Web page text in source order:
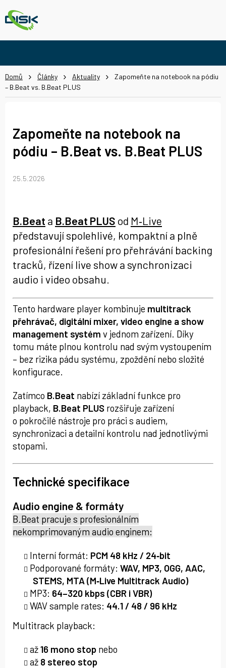
na
obsah
Domů Články Aktuality
Zapomeňte na notebook na pódiu
– B.Beat vs. B.Beat PLUS
Zapomeňte na notebook na
pódiu – B.Beat vs. B.Beat PLUS
25.5.2026
B.Beat a B.Beat PLUS od M‑Live
představují spolehlivé, kompaktní a plně
profesionální řešení pro přehrávání backing
tracků, řízení live show a synchronizaci
audio i video obsahu.
Tento hardware player kombinuje multitrack
přehrávač, digitální mixer, video engine a show
management systém v jednom zařízení. Díky
tomu máte plnou kontrolu nad svým vystoupením
– bez rizika pádu systému, zpoždění nebo složité
konfigurace.
Zatímco B.Beat nabízí základní funkce pro
playback, B.Beat PLUS rozšiřuje zařízení
o pokročilé nástroje pro práci s audiem,
synchronizaci a detailní kontrolu nad jednotlivými
stopami.
Technické specifikace
Audio engine & formáty
B.Beat pracuje s profesionálním
nekomprimovaným audio enginem:
Interní formát: PCM 48 kHz / 24‑bit
Podporované formáty: WAV, MP3, OGG, AAC,
STEMS, MTA (M‑Live Multitrack Audio)
MP3: 64–320 kbps (CBR i VBR)
WAV sample rates: 44.1 / 48 / 96 kHz
Multitrack playback:
až16 mono stop nebo
až 8 stereo stop